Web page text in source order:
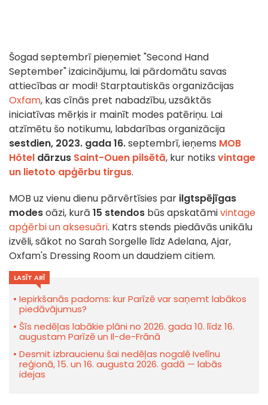
Šogad septembrī pieņemiet "Second Hand
September" izaicinājumu, lai pārdomātu savas
attiecības ar modi! Starptautiskās organizācijas
Oxfam, kas cīnās pret nabadzību, uzsāktās
iniciatīvas mērķis ir mainīt modes patēriņu. Lai
atzīmētu šo notikumu, labdarības organizācija
sestdien, 2023. gada 16.septembrī, ieņems MOB
Hôtel dārzus Saint-Ouen pilsētā, kur notiks vintage
un lietoto apģērbu tirgus.
MOB uz vienu dienu pārvērtīsies par ilgtspējīgas
modesoāzi, kurā 15 stendos būs apskatāmivintage
apģērbi un aksesuāri. Katrs stends piedāvās unikālu
izvēli, sākot no Sarah Sorgelle līdz Adelana, Ajar,
Oxfam's Dressing Room un daudziem citiem.
LASĪT ARĪ
Iepirkšanās padoms: kur Parīzē var saņemt labākos
piedāvājumus?
Šīs nedēļas labākie plāni no 2026. gada 10. līdz 16.
augustam Parīzē un Il-de-Frānā
Desmit izbraucienu šai nedēļas nogalē Ivelīnu
reģionā, 15. un 16. augusta 2026. gadā — labās
idejas